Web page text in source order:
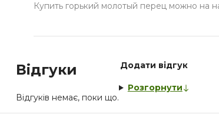
Купить горький молотый перец можно на
Відгуки
Відгуків немає, поки що.
Додати відгук
Розгорнути